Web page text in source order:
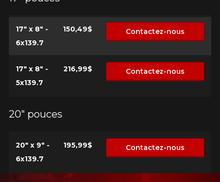
POUR UN TEMPS LIMITÉ SUR
CODE PROMORABAIS10
PRODUITS SÉLECTIONNÉS.
MINIMUM DE 500$ AVANT TAXES.
CODE PROMO
17" x 8" -
6x139.7
150,49$ Contactez-nous
17" x 8" -
5x139.7
216,99$ Contactez-nous
20" pouces
20" x 9" -
6x139.7
195,99$ Contactez-nous